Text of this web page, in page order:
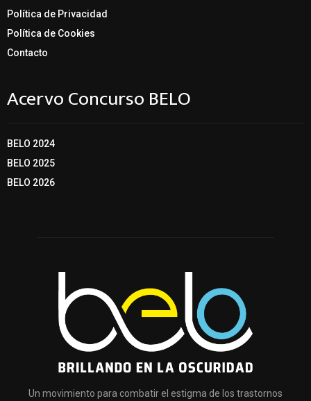
Política de Privacidad
Política de Cookies
Contacto
Acervo Concurso BELO
BELO 2024
BELO 2025
BELO 2026
Un movimiento para combatir el estigma de los trastornos